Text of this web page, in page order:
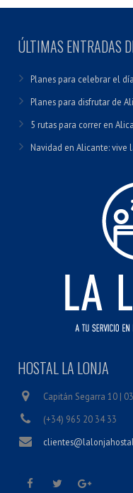
ÚLTIMAS ENTRADAS
Planes para celebrar el
Planes para disfrutar de
5 rutas para correr en
Navidad en Alicante: vive
HOSTAL LA LONJA
Capitán Segarra 10 |
(+34) 965 20 34 33